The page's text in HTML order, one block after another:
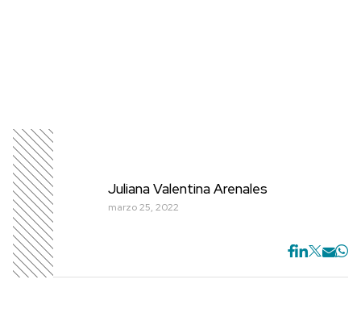
Juliana Valentina Arenales
marzo 25, 2022